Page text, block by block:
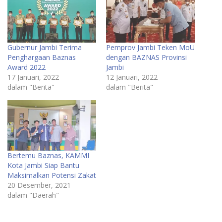
Gubernur Jambi Terima
Penghargaan Baznas
Award 2022
17 Januari, 2022
dalam "Berita"
Pemprov Jambi Teken MoU
dengan BAZNAS Provinsi
Jambi
12 Januari, 2022
dalam "Berita"
Bertemu Baznas, KAMMI
Kota Jambi Siap Bantu
Maksimalkan Potensi Zakat
20 Desember, 2021
dalam "Daerah"